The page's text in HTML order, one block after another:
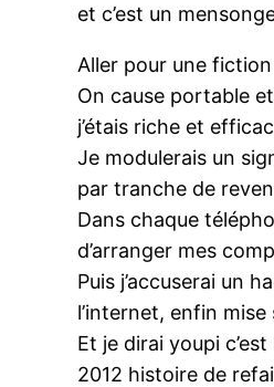
et c’est un
Aller pour une
On cause portable
j’étais riche et
Je modulerais un
par tranche de
Dans chaque
d’arranger mes
Puis j’accuserai un
l’internet, enfin
Et je dirai youpi
2012 histoire de